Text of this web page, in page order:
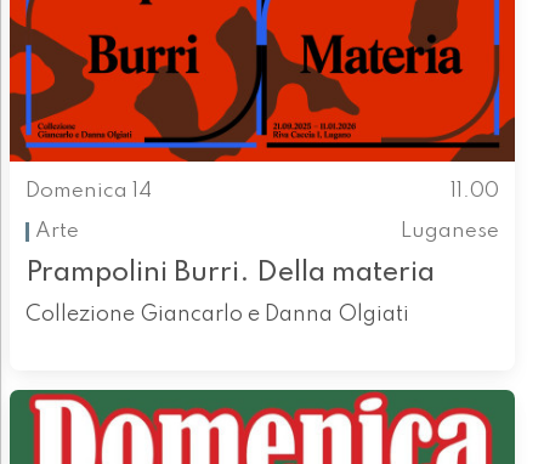
Domenica 14
11.00
Arte
Luganese
Prampolini Burri. Della materia
Collezione Giancarlo e Danna Olgiati